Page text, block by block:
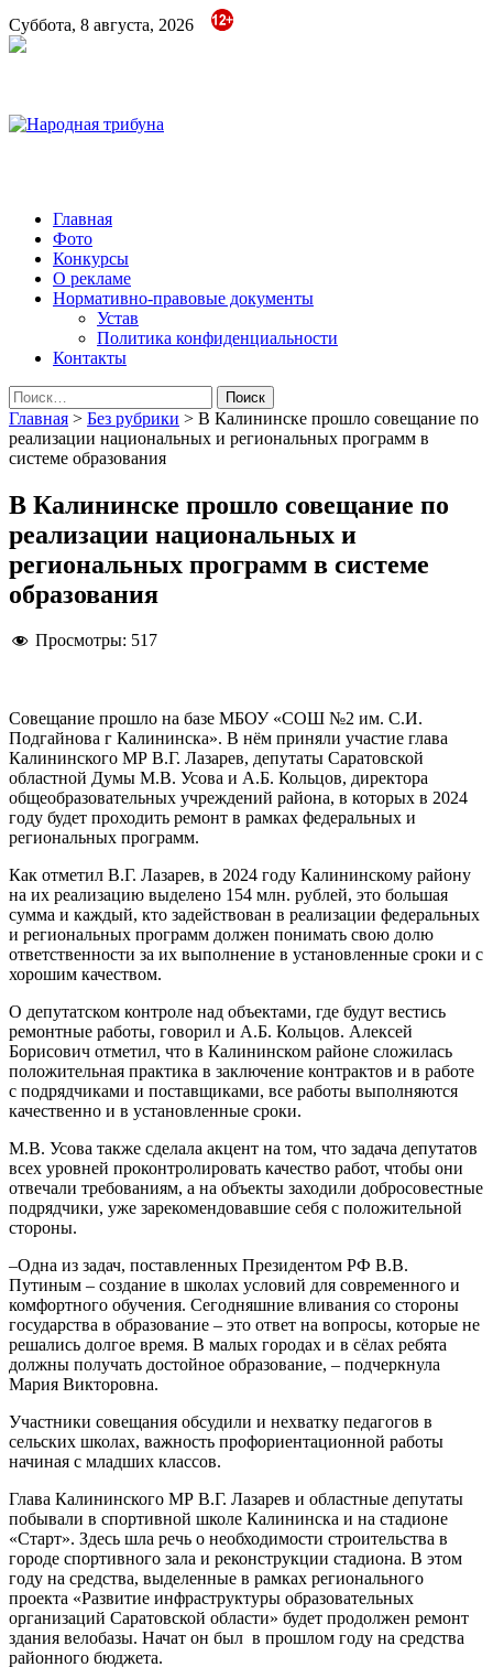
Суббота, 8 августа, 2026
Народная трибуна
Калининская районная газета
Главная
Фото
Конкурсы
О рекламе
Нормативно-правовые документы
Устав
Политика конфиденциальности
Контакты
Найти:
Главная > Без рубрики > В Калининске прошло совещание по
реализации национальных и региональных программ в
системе образования
В Калининске прошло совещание по
реализации национальных и
региональных программ в системе
образования
Просмотры: 517
Совещание прошло на базе МБОУ «СОШ №2 им. С.И.
Подгайнова г Калининска». В нём приняли участие глава
Калининского МР В.Г. Лазарев, депутаты Саратовской
областной Думы М.В. Усова и А.Б. Кольцов, директора
общеобразовательных учреждений района, в которых в 2024
году будет проходить ремонт в рамках федеральных и
региональных программ.
Как отметил В.Г. Лазарев, в 2024 году Калининскому району
на их реализацию выделено 154 млн. рублей, это большая
сумма и каждый, кто задействован в реализации федеральных
и региональных программ должен понимать свою долю
ответственности за их выполнение в установленные сроки и с
хорошим качеством.
О депутатском контроле над объектами, где будут вестись
ремонтные работы, говорил и А.Б. Кольцов. Алексей
Борисович отметил, что в Калининском районе сложилась
положительная практика в заключение контрактов и в работе
с подрядчиками и поставщиками, все работы выполняются
качественно и в установленные сроки.
М.В. Усова также сделала акцент на том, что задача депутатов
всех уровней проконтролировать качество работ, чтобы они
отвечали требованиям, а на объекты заходили добросовестные
подрядчики, уже зарекомендовавшие себя с положительной
стороны.
–Одна из задач, поставленных Президентом РФ В.В.
Путиным – создание в школах условий для современного и
комфортного обучения. Сегодняшние вливания со стороны
государства в образование – это ответ на вопросы, которые не
решались долгое время. В малых городах и в сёлах ребята
должны получать достойное образование, – подчеркнула
Мария Викторовна.
Участники совещания обсудили и нехватку педагогов в
сельских школах, важность профориентационной работы
начиная с младших классов.
Глава Калининского МР В.Г. Лазарев и областные депутаты
побывали в спортивной школе Калининска и на стадионе
«Старт». Здесь шла речь о необходимости строительства в
городе спортивного зала и реконструкции стадиона. В этом
году на средства, выделенные в рамках регионального
проекта «Развитие инфраструктуры образовательных
организаций Саратовской области» будет продолжен ремонт
здания велобазы. Начат он был в прошлом году на средства
районного бюджета.